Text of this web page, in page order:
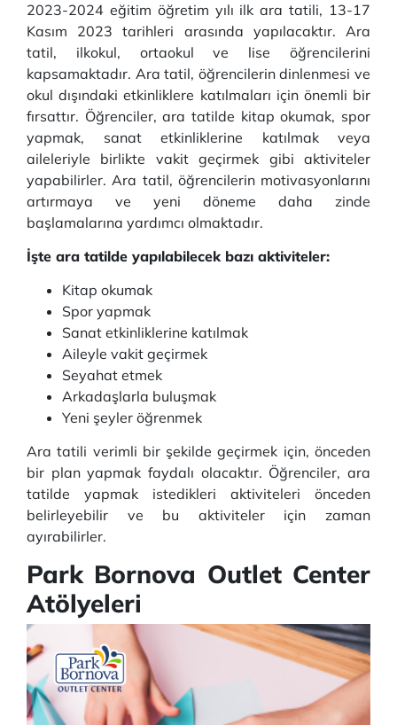
2023-2024 eğitim öğretim yılı ilk ara tatili, 13-17
Kasım 2023 tarihleri arasında yapılacaktır. Ara
tatil, ilkokul, ortaokul ve lise öğrencilerini
kapsamaktadır. Ara tatil, öğrencilerin dinlenmesi ve
okul dışındaki etkinliklere katılmaları için önemli bir
fırsattır. Öğrenciler, ara tatilde kitap okumak, spor
yapmak, sanat etkinliklerine katılmak veya
aileleriyle birlikte vakit geçirmek gibi aktiviteler
yapabilirler. Ara tatil, öğrencilerin motivasyonlarını
artırmaya ve yeni döneme daha zinde
başlamalarına yardımcı olmaktadır.
İşte ara tatilde yapılabilecek bazı aktiviteler:
Kitap okumak
Spor yapmak
Sanat etkinliklerine katılmak
Aileyle vakit geçirmek
Seyahat etmek
Arkadaşlarla buluşmak
Yeni şeyler öğrenmek
Ara tatili verimli bir şekilde geçirmek için, önceden
bir plan yapmak faydalı olacaktır. Öğrenciler, ara
tatilde yapmak istedikleri aktiviteleri önceden
belirleyebilir ve bu aktiviteler için zaman
ayırabilirler.
Park Bornova Outlet Center
Atölyeleri